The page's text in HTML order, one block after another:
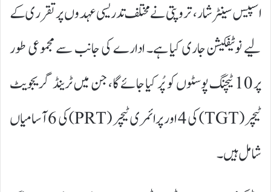
اسپیس سینٹر شار، تروپتی نے مختلف تدریسی عہدوں پر تقرری کے
لیے نوٹیفکیشن جاری کیا ہے۔ ادارے کی جانب سے مجموعی طور
پر 10 ٹیچنگ پوسٹوں کو پُر کیا جائے گا، جن میں ٹرینڈ گریجویٹ
ٹیچر (TGT) کی 4 اور پرائمری ٹیچر (PRT) کی 6 آسامیاں
شامل ہیں۔